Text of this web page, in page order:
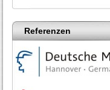
Referenzen